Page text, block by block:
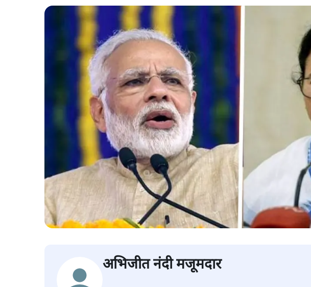
अभिजीत नंदी मजूमदार